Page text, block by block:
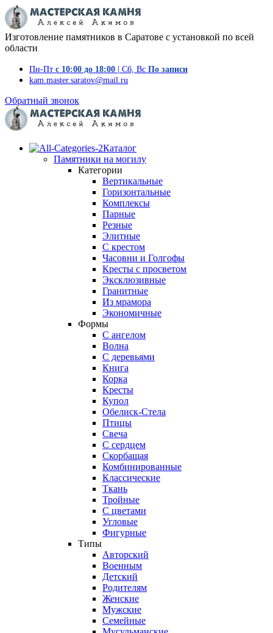
Изготовление памятников в Саратове с установкой по всей
области
Пн-Пт с 10:00 до 18:00 | Сб, Вс По записи
kam.master.saratov@mail.ru
Обратный звонок
Каталог
Памятники на могилу
Категории
Вертикальные
Горизонтальные
Комплексы
Парные
Резные
Элитные
С крестом
Часовни и Голгофы
Кресты с просветом
Эксклюзивные
Гранитные
Из мрамора
Экономичные
Формы
С ангелом
Волна
С деревьями
Книга
Корка
Кресты
Купол
Обелиск-Стела
Птицы
Свеча
С сердцем
Скорбащая
Комбинированные
Классические
Ткань
Тройные
С цветами
Угловые
Фигурные
Типы
Авторский
Военным
Детский
Родителям
Женские
Мужские
Семейные